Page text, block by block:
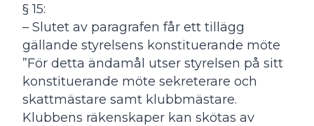
§ 15:
– Slutet av paragrafen får ett tillägg
gällande styrelsens konstituerande möte
”För detta ändamål utser styrelsen på sitt
konstituerande möte sekreterare och
skattmästare samt klubbmästare.
Klubbens räkenskaper kan skötas av